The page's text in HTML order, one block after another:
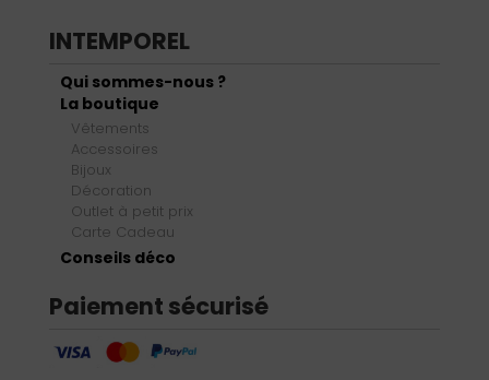
INTEMPOREL
Qui sommes-nous ?
La boutique
Vêtements
Accessoires
Bijoux
Décoration
Outlet à petit prix
Carte Cadeau
Conseils déco
Paiement sécurisé